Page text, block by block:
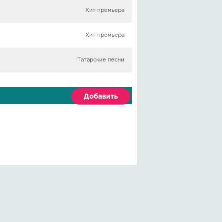
Хит премьера
Хит премьера
Татарские песни
Добавить